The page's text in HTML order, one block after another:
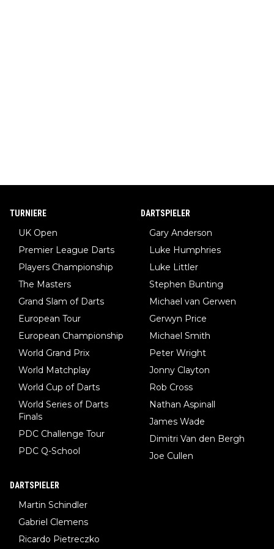
TURNIERE
UK Open
Premier League Darts
Players Championship
The Masters
Grand Slam of Darts
European Tour
European Championship
World Grand Prix
World Matchplay
World Cup of Darts
World Series of Darts
Finals
PDC Challenge Tour
PDC Q-School
DARTSPIELER
Gary Anderson
Luke Humphries
Luke Littler
Stephen Bunting
Michael van Gerwen
Gerwyn Price
Michael Smith
Peter Wright
Jonny Clayton
Rob Cross
Nathan Aspinall
James Wade
Dimitri Van den Bergh
Joe Cullen
DARTSPIELER
Martin Schindler
Gabriel Clemens
Ricardo Pietreczko